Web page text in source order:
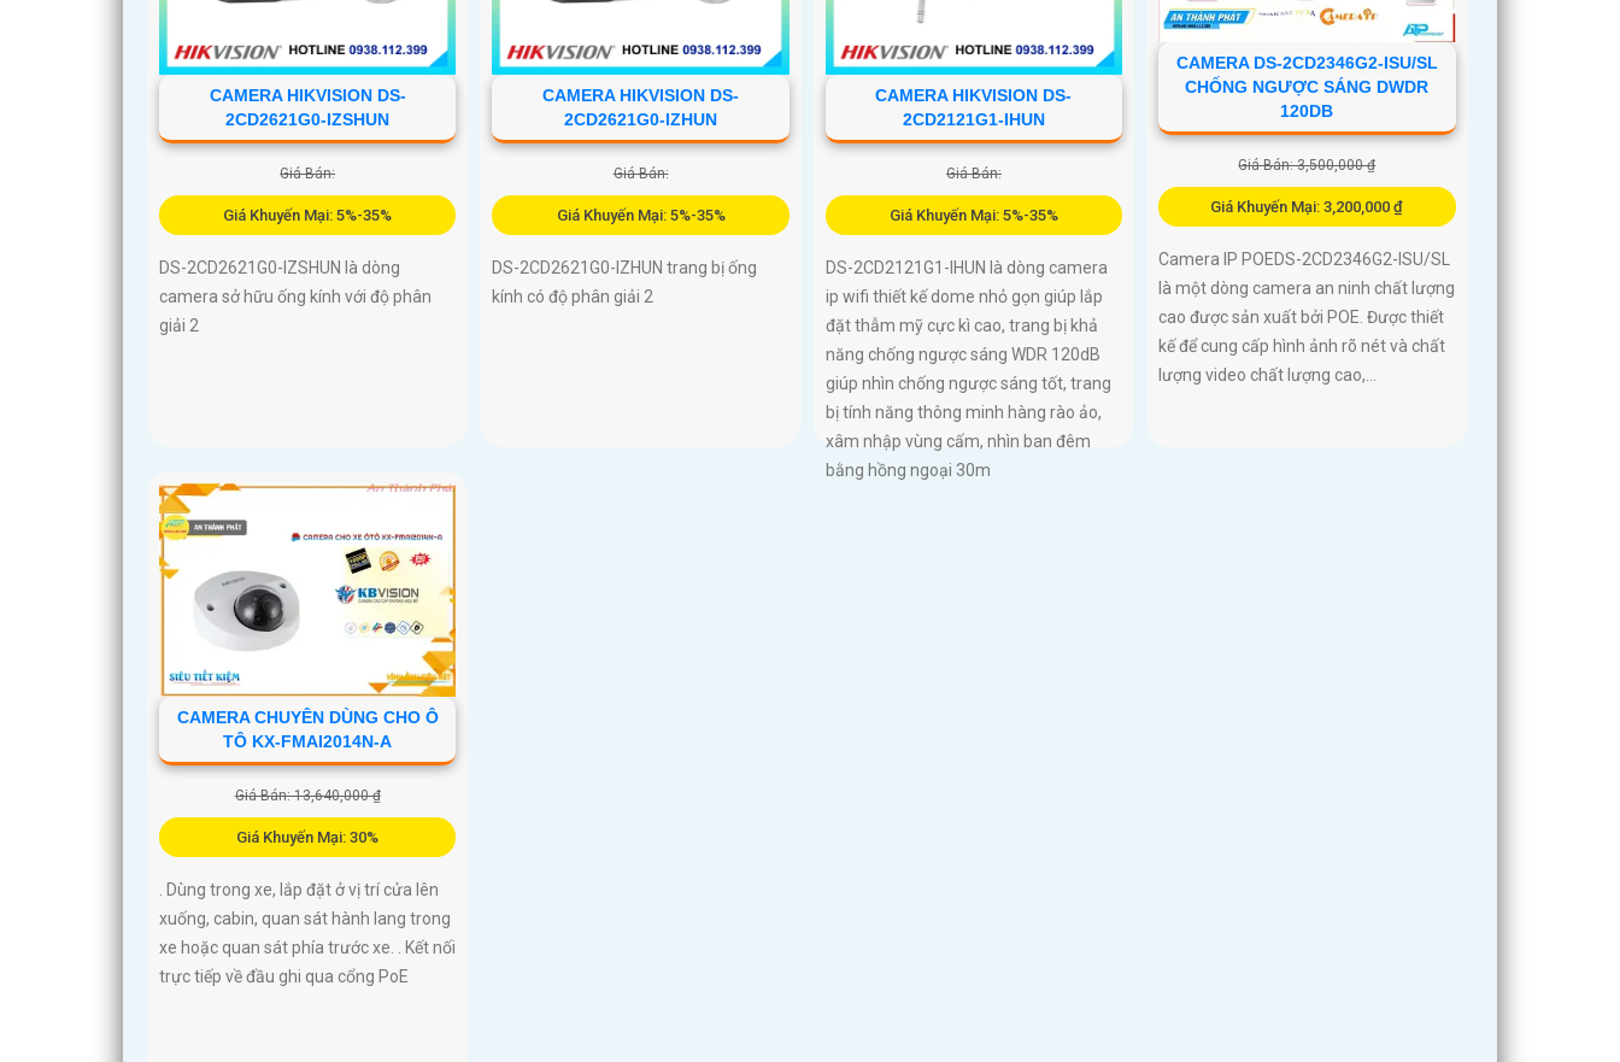
CAMERA HIKVISION DS-
2CD2621G0-IZSHUN
Giá Bán:
Giá Khuyến Mại: 5%-35%
DS-2CD2621G0-IZSHUN là dòng
camera sở hữu ống kính với độ phân
giải 2
CAMERA HIKVISION DS-
2CD2621G0-IZHUN
Giá Bán:
Giá Khuyến Mại: 5%-35%
DS-2CD2621G0-IZHUN trang bị ống
kính có độ phân giải 2
CAMERA HIKVISION DS-
2CD2121G1-IHUN
Giá Bán:
Giá Khuyến Mại: 5%-35%
DS-2CD2121G1-IHUN là dòng camera
ip wifi thiết kế dome nhỏ gọn giúp lắp
đặt thẫm mỹ cực kì cao, trang bị khả
năng chống ngược sáng WDR 120dB
giúp nhìn chống ngược sáng tốt, trang
bị tính năng thông minh hàng rào ảo,
xâm nhập vùng cấm, nhìn ban đêm
bằng hồng ngoại 30m
CAMERA DS-2CD2346G2-ISU/SL
CHỐNG NGƯỢC SÁNG DWDR
120DB
Giá Bán: 3,500,000 ₫
Giá Khuyến Mại: 3,200,000 ₫
Camera IP POEDS-2CD2346G2-ISU/SL
là một dòng camera an ninh chất lượng
cao được sản xuất bởi POE. Được thiết
kế để cung cấp hình ảnh rõ nét và chất
lượng video chất lượng cao,...
CAMERA CHUYÊN DÙNG CHO Ô
TÔ KX-FMAI2014N-A
Giá Bán: 13,640,000 ₫
Giá Khuyến Mại: 30%
. Dùng trong xe, lắp đặt ở vị trí cửa lên
xuống, cabin, quan sát hành lang trong
xe hoặc quan sát phía trước xe. . Kết nối
trực tiếp về đầu ghi qua cổng PoE